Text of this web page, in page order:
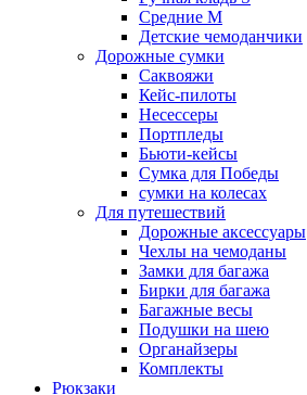
Средние M
Детские чемоданчики
Дорожные сумки
Саквояжи
Кейс-пилоты
Несессеры
Портпледы
Бьюти-кейсы
Сумка для Победы
сумки на колесах
Для путешествий
Дорожные аксессуары
Чехлы на чемоданы
Замки для багажа
Бирки для багажа
Багажные весы
Подушки на шею
Органайзеры
Комплекты
Рюкзаки